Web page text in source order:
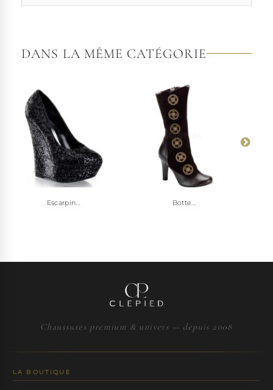
DANS LA MÊME CATÉGORIE
Escarpin... Botte...
Chaussures premium & univers — depuis 2008
LA BOUTIQUE